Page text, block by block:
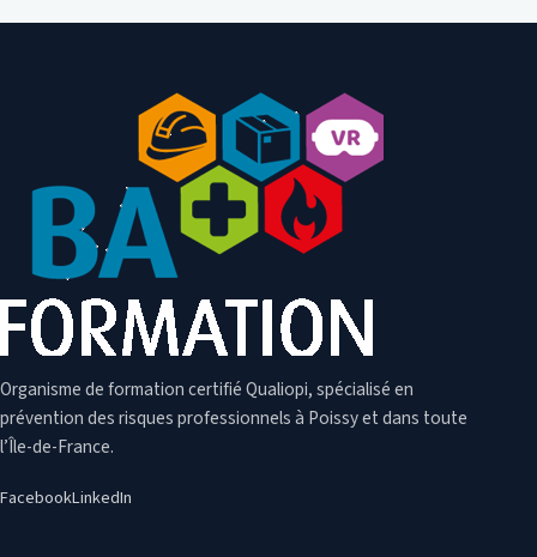
Organisme de formation certifié Qualiopi, spécialisé en
prévention des risques professionnels à Poissy et dans toute
l’Île-de-France.
FacebookLinkedIn